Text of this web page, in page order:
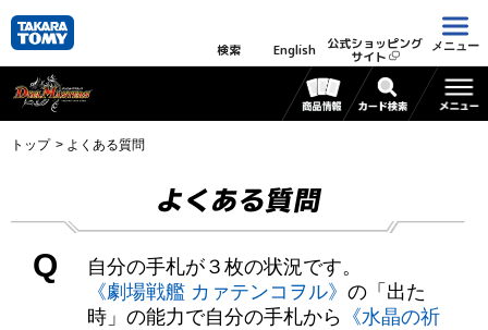
検索 English 公式ショッピング
サイト
メニュー
トップ よくある質問
よくある質問
Q
自分の手札が３枚の状況です。
《劇場戦艦 カァテンコヲル》 の「出た
時」の能力で自分の手札から 《水晶の祈